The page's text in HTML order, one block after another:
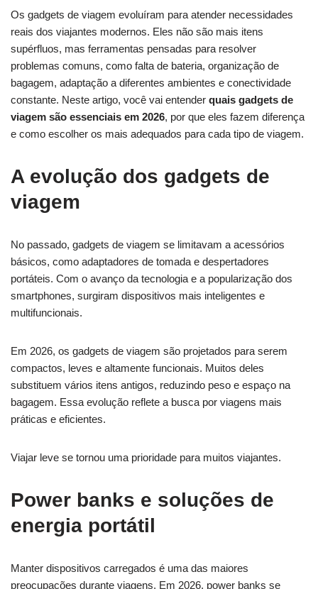
Os gadgets de viagem evoluíram para atender necessidades
reais dos viajantes modernos. Eles não são mais itens
supérfluos, mas ferramentas pensadas para resolver
problemas comuns, como falta de bateria, organização de
bagagem, adaptação a diferentes ambientes e conectividade
constante. Neste artigo, você vai entender quais gadgets de
viagem são essenciais em 2026, por que eles fazem diferença
e como escolher os mais adequados para cada tipo de viagem.
A evolução dos gadgets de
viagem
No passado, gadgets de viagem se limitavam a acessórios
básicos, como adaptadores de tomada e despertadores
portáteis. Com o avanço da tecnologia e a popularização dos
smartphones, surgiram dispositivos mais inteligentes e
multifuncionais.
Em 2026, os gadgets de viagem são projetados para serem
compactos, leves e altamente funcionais. Muitos deles
substituem vários itens antigos, reduzindo peso e espaço na
bagagem. Essa evolução reflete a busca por viagens mais
práticas e eficientes.
Viajar leve se tornou uma prioridade para muitos viajantes.
Power banks e soluções de
energia portátil
Manter dispositivos carregados é uma das maiores
preocupações durante viagens. Em 2026, power banks se